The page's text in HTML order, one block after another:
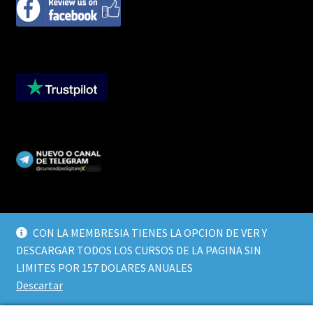
CON LA MEMBRESIA TIENES LA OPCION DE VER Y
DESCARGAR TODOS LOS CURSOS DE LA PAGINA SIN
LIMITES POR 157 DOLARES ANUALES
Descartar
© CURSOS DIGITALEX 2026
TERMINOS Y CONDICIONES
Built with WooCommerce